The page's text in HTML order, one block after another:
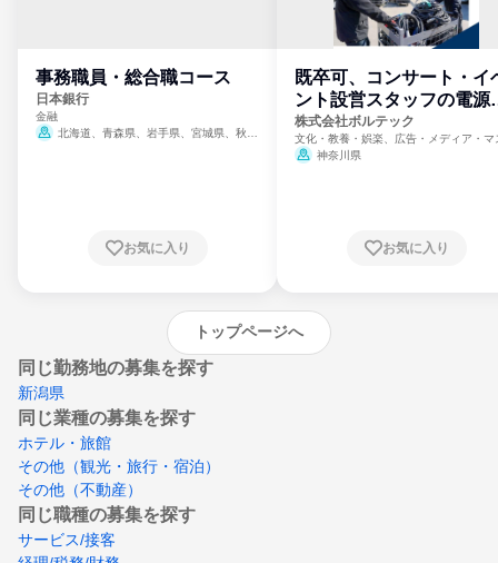
事務職員・総合職コース
日本銀行
金融
北海道、青森県、岩手県、宮城県、秋田
崎県、熊本県、大分県、宮崎県、鹿児島県、
お気に入り
既卒可、コンサート・イ
ント設営スタッフの電源
門
株式会社ボルテック
文化・教養・娯楽、広告・メディア・マ
ミ、電力・ガス・水道・エネルギー
神奈川県
お気に入り
トップページへ
同じ勤務地の募集を探す
新潟県
同じ業種の募集を探す
ホテル・旅館
その他（観光・旅行・宿泊）
その他（不動産）
同じ職種の募集を探す
サービス/接客